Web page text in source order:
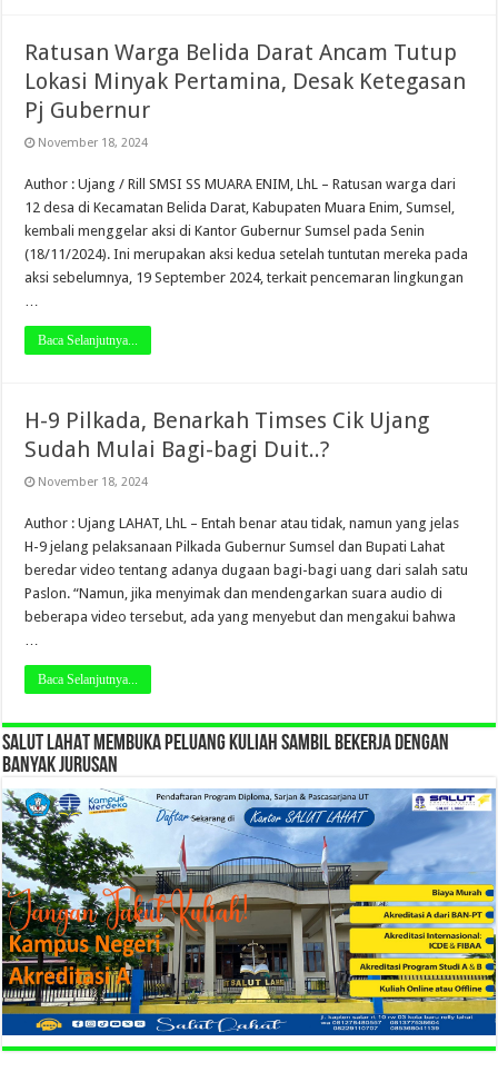
Ratusan Warga Belida Darat Ancam Tutup
Lokasi Minyak Pertamina, Desak Ketegasan
Pj Gubernur
November 18, 2024
Author : Ujang / Rill SMSI SS MUARA ENIM, LhL – Ratusan warga dari
12 desa di Kecamatan Belida Darat, Kabupaten Muara Enim, Sumsel,
kembali menggelar aksi di Kantor Gubernur Sumsel pada Senin
(18/11/2024). Ini merupakan aksi kedua setelah tuntutan mereka pada
aksi sebelumnya, 19 September 2024, terkait pencemaran lingkungan
…
Baca Selanjutnya...
H-9 Pilkada, Benarkah Timses Cik Ujang
Sudah Mulai Bagi-bagi Duit..?
November 18, 2024
Author : Ujang LAHAT, LhL – Entah benar atau tidak, namun yang jelas
H-9 jelang pelaksanaan Pilkada Gubernur Sumsel dan Bupati Lahat
beredar video tentang adanya dugaan bagi-bagi uang dari salah satu
Paslon. “Namun, jika menyimak dan mendengarkan suara audio di
beberapa video tersebut, ada yang menyebut dan mengakui bahwa
…
Baca Selanjutnya...
SALUT LAHAT MEMBUKA PELUANG KULIAH SAMBIL BEKERJA DENGAN
BANYAK JURUSAN